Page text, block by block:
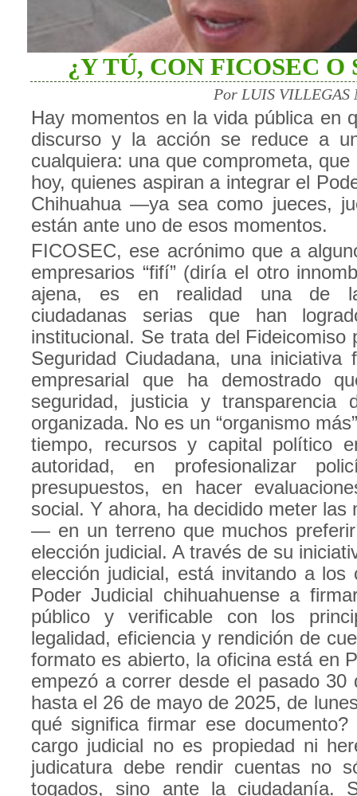
¿Y TÚ, CON FICOSEC O
Por LUIS VILLEGAS
Hay momentos en la vida pública en
discurso y la acción se reduce a
cualquiera: una que comprometa,
hoy, quienes aspiran a integrar el
Chihuahua —ya sea como jueces,
están ante uno de esos momentos.
FICOSEC, ese acrónimo que a
empresarios “fifí” (diría el otro
ajena, es en realidad una de
ciudadanas serias que han
institucional. Se trata del Fideicomiso
Seguridad Ciudadana, una iniciativa
empresarial que ha demostrado
seguridad, justicia y transparencia
organizada. No es un “organismo
tiempo, recursos y capital político
autoridad, en profesionalizar
presupuestos, en hacer
social. Y ahora, ha decidido meter
— en un terreno que muchos
elección judicial. A través de su
elección judicial, está invitando a los
Poder Judicial chihuahuense a
público y verificable con los
legalidad, eficiencia y rendición de
formato es abierto, la oficina está en
empezó a correr desde el pasado
hasta el 26 de mayo de 2025, de
qué significa firmar ese
cargo judicial no es propiedad ni
judicatura debe rendir cuentas no
togados, sino ante la ciudadanía.